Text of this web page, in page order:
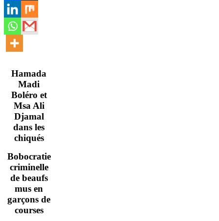
Hamada
Madi
Boléro et
Msa Ali
Djamal
dans les
chiqués
Bobocratie
criminelle
de beaufs
mus en
garçons de
courses